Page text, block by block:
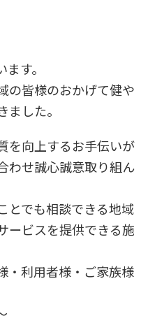
す。
の皆様のおかげて健や
した。
を向上するお手伝いが
わせ誠心誠意取り組ん
とでも相談できる地域
ービスを提供できる施
・利用者様・ご家族様